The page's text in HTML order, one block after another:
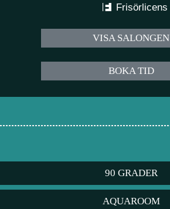
Frisörlicens
VISA SALONGEN
BOKA TID
90 GRADER
AQUAROOM